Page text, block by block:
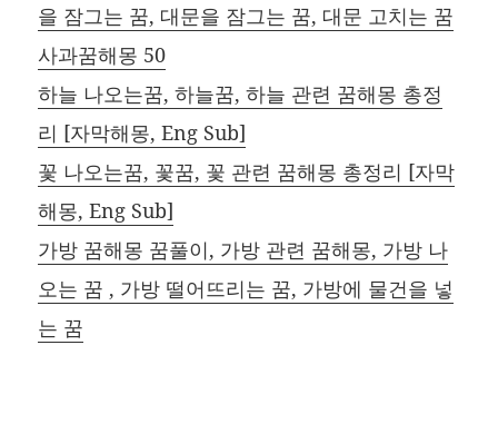
을 잠그는 꿈, 대문을 잠그는 꿈, 대문 고치는 꿈
사과꿈해몽 50
하늘 나오는꿈, 하늘꿈, 하늘 관련 꿈해몽 총정
리 [자막해몽, Eng Sub]
꽃 나오는꿈, 꽃꿈, 꽃 관련 꿈해몽 총정리 [자막
해몽, Eng Sub]
가방 꿈해몽 꿈풀이, 가방 관련 꿈해몽, 가방 나
오는 꿈 , 가방 떨어뜨리는 꿈, 가방에 물건을 넣
는 꿈